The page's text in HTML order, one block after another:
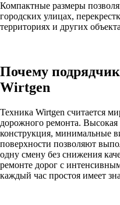
Компактные размеры
городских улицах,
территориях и других
Почему
Wirtgen
Техника Wirtgen считается
дорожного ремонта. Высокая
конструкция, минимальные
поверхности позволяют
одну смену без снижения
ремонте дорог с
каждый час простоя имеет